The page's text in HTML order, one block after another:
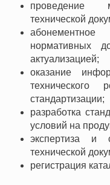
проведение
технической
нормативных
актуализацией;
оказание
технического
стандартизации;
разработка
условий на
экспертиза и
технической
регистрация